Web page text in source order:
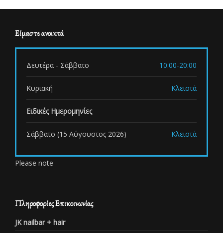
Είμαστε ανοικτά
Δευτέρα - Σάββατο 10:00-20:00
Κυριακή Κλειστά
Ειδικές Ημερομηνίες
Σάββατο (15 Αύγουστος 2026) Κλειστά
Please note
Πληροφορίες Επικοινωνίας
JK nailbar + hair